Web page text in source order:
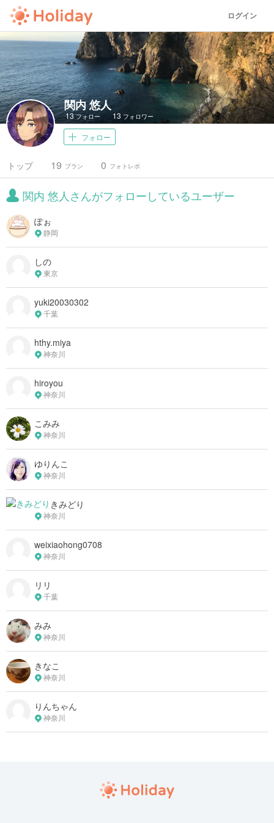
ログイン
関内 悠人
13フォロー 13 フォロワー
フォロー
トップ プラン
19 フォトレポ
0
関内 悠人さんがフォローしているユーザー
ぽぉ
静岡
しの
東京
yuki20030302
千葉
hthy.miya
神奈川
hiroyou
神奈川
こみみ
神奈川
ゆりんこ
神奈川
きみどり
神奈川
weixiaohong0708
神奈川
リリ
千葉
みみ
神奈川
きなこ
神奈川
りんちゃん
神奈川